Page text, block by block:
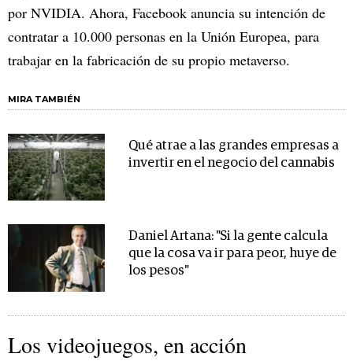
por NVIDIA. Ahora, Facebook anuncia su intención de
contratar a 10.000 personas en la Unión Europea, para
trabajar en la fabricación de su propio metaverso.
MIRA TAMBIÉN
Qué atrae a las grandes empresas a
invertir en el negocio del cannabis
Daniel Artana: "Si la gente calcula
que la cosa va ir para peor, huye de
los pesos"
Los videojuegos, en acción